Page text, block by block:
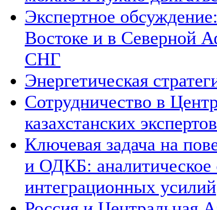
Экспертное
Востоке и в Северной
СНГ
Энергетическая
Сотрудничество в
казахстанских экспертов
Ключевая задача на
и ОДКБ: аналитическое
интеграционных усилий